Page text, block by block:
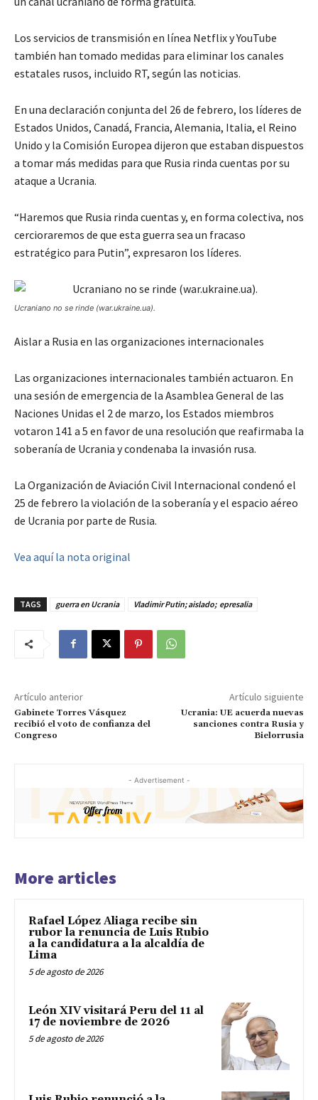
Los servicios de transmisión en línea Netflix y YouTube
también han tomado medidas para eliminar los canales
estatales rusos, incluido RT, según las noticias.
En una declaración conjunta del 26 de febrero, los líderes de
Estados Unidos, Canadá, Francia, Alemania, Italia, el Reino
Unido y la Comisión Europea dijeron que estaban dispuestos
a tomar más medidas para que Rusia rinda cuentas por su
ataque a Ucrania.
“Haremos que Rusia rinda cuentas y, en forma colectiva, nos
cercioraremos de que esta guerra sea un fracaso
estratégico para Putin”, expresaron los líderes.
Ucraniano no se rinde (war.ukraine.ua).
Aislar a Rusia en las organizaciones internacionales
Las organizaciones internacionales también actuaron. En
una sesión de emergencia de la Asamblea General de las
Naciones Unidas el 2 de marzo, los Estados miembros
votaron 141 a 5 en favor de una resolución que reafirmaba la
soberanía de Ucrania y condenaba la invasión rusa.
La Organización de Aviación Civil Internacional condenó el
25 de febrero la violación de la soberanía y el espacio aéreo
de Ucrania por parte de Rusia.
Vea aquí la nota original
TAGS guerra en Ucrania Vladimir Putin; aislado; epresalia
Artículo anterior
Gabinete Torres Vásquez
recibió el voto de confianza del
Congreso
Artículo siguiente
Ucrania: UE acuerda nuevas
sanciones contra Rusia y
Bielorrusia
- Advertisement -
More articles
Rafael López Aliaga recibe sin
rubor la renuncia de Luis Rubio
a la candidatura a la alcaldía de
Lima
5 de agosto de 2026
León XIV visitará Peru del 11 al
17 de noviembre de 2026
5 de agosto de 2026